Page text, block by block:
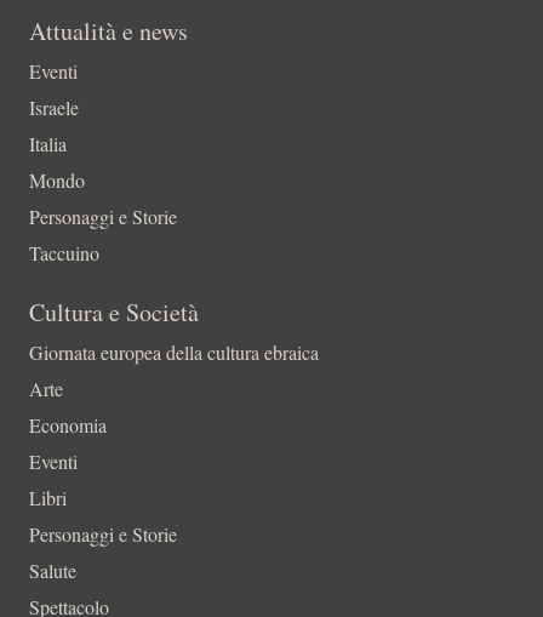
Attualità e news
Eventi
Israele
Italia
Mondo
Personaggi e Storie
Taccuino
Cultura e Società
Giornata europea della cultura ebraica
Arte
Economia
Eventi
Libri
Personaggi e Storie
Salute
Spettacolo